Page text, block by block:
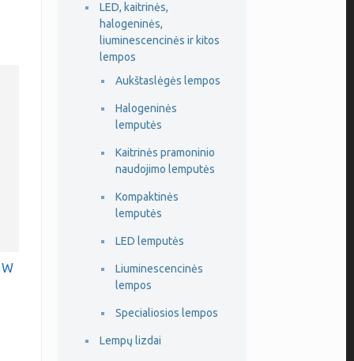
LED, kaitrinės,
halogeninės,
liuminescencinės ir kitos
lempos
Aukštaslėgės lempos
Halogeninės
lemputės
Kaitrinės pramoninio
naudojimo lemputės
Kompaktinės
lemputės
LED lemputės
Liuminescencinės
lempos
Specialiosios lempos
Lempų lizdai